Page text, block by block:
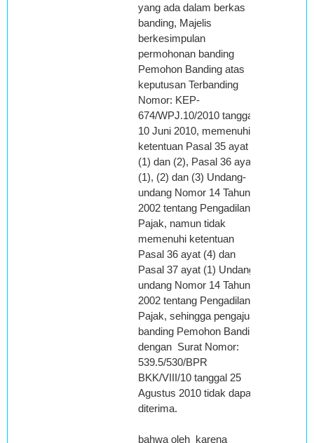
yang ada dalam berkas
banding, Majelis
berkesimpulan
permohonan banding
Pemohon Banding atas
keputusan Terbanding
Nomor: KEP-
674/WPJ.10/2010 tanggal
10 Juni 2010, memenuhi
ketentuan Pasal 35 ayat
(1) dan (2), Pasal 36 ayat
(1), (2) dan (3) Undang-
undang Nomor 14 Tahun
2002 tentang Pengadilan
Pajak, namun tidak
memenuhi ketentuan
Pasal 36 ayat (4) dan
Pasal 37 ayat (1) Undang-
undang Nomor 14 Tahun
2002 tentang Pengadilan
Pajak, sehingga pengajuan
banding Pemohon Banding
dengan Surat Nomor:
539.5/530/BPR
BKK/VIII/10 tanggal 25
Agustus 2010 tidak dapat
diterima.
bahwa oleh karena